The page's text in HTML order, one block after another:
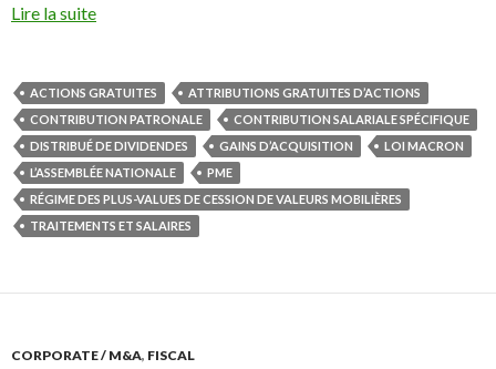
Lire la suite
ACTIONS GRATUITES
ATTRIBUTIONS GRATUITES D’ACTIONS
CONTRIBUTION PATRONALE
CONTRIBUTION SALARIALE SPÉCIFIQUE
DISTRIBUÉ DE DIVIDENDES
GAINS D’ACQUISITION
LOI MACRON
L’ASSEMBLÉE NATIONALE
PME
RÉGIME DES PLUS-VALUES DE CESSION DE VALEURS MOBILIÈRES
TRAITEMENTS ET SALAIRES
CORPORATE / M&A, FISCAL